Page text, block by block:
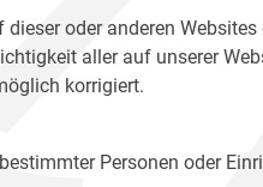
oder anderen
aller auf unserer
korrigiert.
Personen oder